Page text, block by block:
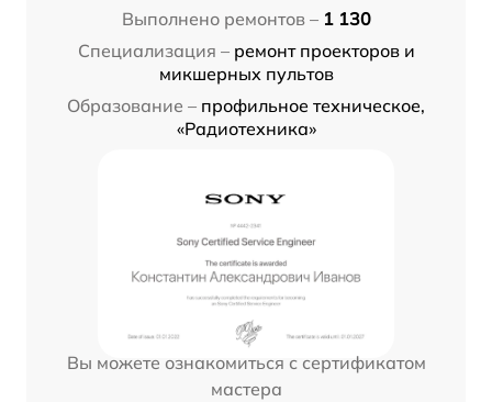
Выполнено ремонтов – 1 130
Специализация – ремонт проекторов и
микшерных пультов
Образование – профильное техническое,
«Радиотехника»
Вы можете ознакомиться с сертификатом
мастера